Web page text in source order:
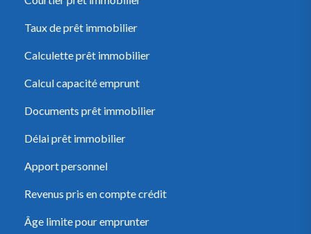
Taux de prêt immobilier
Calculette prêt immobilier
Calcul capacité emprunt
Documents prêt immobilier
Délai prêt immobilier
Apport personnel
Revenus pris en compte crédit
Âge limite pour emprunter